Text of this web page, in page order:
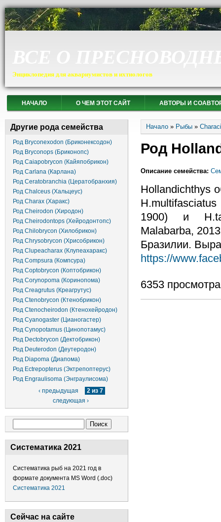
Энциклопедия для аквариумистов и ихтиологов
НАЧАЛО О ЧЕМ ЭТОТ САЙТ АВТОРЫ И
Другие рода семейства
Род Bryconexodon (Бриконексодон)
Род Bryconops (Бриконопс)
Род Caiapobrycon (Кайяпобрикон)
Род Carlana (Карлана)
Род Ceratobranchia (Цератобранхия)
Род Chalceus (Хальцеус)
Род Charax (Харакс)
Род Cheirodon (Хиродон)
Род Cheirodontops (Хейродонтопс)
Род Chilobrycon (Хилобрикон)
Род Chrysobrycon (Хрисобрикон)
Род Clupeacharax (Клупеахаракс)
Род Compsura (Компсура)
Род Coptobrycon (Коптобрикон)
Род Corynopoma (Коринопома)
Род Creagrutus (Креагрутус)
Род Ctenobrycon (Ктенобрикон)
Род Ctenocheirodon (Ктенохейродон)
Род Cyanogaster (Цианогастер)
Род Cynopotamus (Цинопотамус)
Род Dectobrycon (Дектобрикон)
Род Deuterodon (Деутеродон)
Род Diapoma (Диапома)
Род Ectrepopterus (Эктрепоптерус)
Род Engraulisoma (Энграулисома)
‹ предыдущая
2 из 7
следующая ›
Систематика 2021
Систематика рыб на 2021 год в
формате документа MS Word (.doc)
Систематика 2021
Сейчас на сайте
Вы здесь
Начало » Рыбы »
Род
Описание семейства:
Hollandichthys
1900) и
Malabarba,
Бразилии.
https://
6353 просмотра